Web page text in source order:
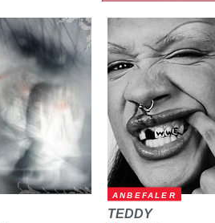
ANBEFALER
TEDDY